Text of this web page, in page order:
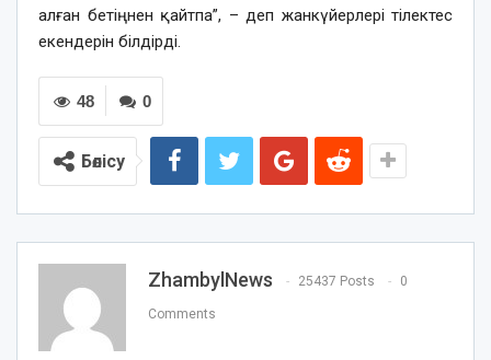
алған бетіңнен қайтпа”, – деп жанкүйерлері тілектес
екендерін білдірді.
0
48
Бөлісу
ZhambylNews 25437 Posts 0
Comments